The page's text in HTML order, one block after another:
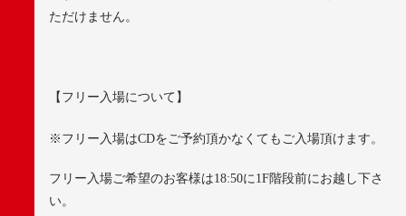
ただけません。
【フリー入場について】
※ フリー入場はCDをご予約頂かなくてもご入場頂けます。
フリー入場ご希望のお客様は18:50に1F階段前にお越し下さ
い。